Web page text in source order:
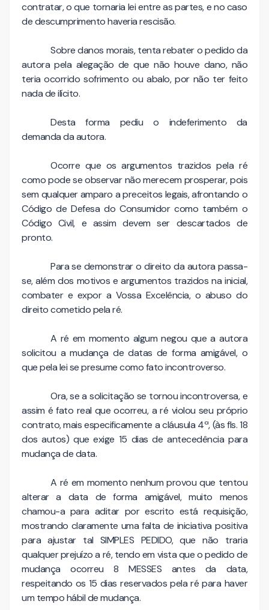
contratar, o que tornaria lei entre as partes, e no caso
de descumprimento haveria rescisão.
Sobre danos morais, tenta rebater o pedido da
autora pela alegação de que não houve dano, não
teria ocorrido sofrimento ou abalo, por não ter feito
nada de ilícito.
Desta forma pediu o indeferimento da
demanda da autora.
Ocorre que os argumentos trazidos pela ré
como pode se observar não merecem prosperar, pois
sem qualquer amparo a preceitos legais, afrontando o
Código de Defesa do Consumidor como também o
Código Civil, e assim devem ser descartados de
pronto.
Para se demonstrar o direito da autora passa-
se, além dos motivos e argumentos trazidos na inicial,
combater e expor a Vossa Excelência, o abuso do
direito cometido pela ré.
A ré em momento algum negou que a autora
solicitou a mudança de datas de forma amigável, o
que pela lei se presume como fato incontroverso.
Ora, se a solicitação se tornou incontroversa, e
assim é fato real que ocorreu, a ré violou seu próprio
contrato, mais especificamente a cláusula 4ª, (às fls. 18
dos autos) que exige 15 dias de antecedência para
mudança de data.
A ré em momento nenhum provou que tentou
alterar a data de forma amigável, muito menos
chamou-a para aditar por escrito está requisição,
mostrando claramente uma falta de iniciativa positiva
para ajustar tal SIMPLES PEDIDO, que não traria
qualquer prejuízo a ré, tendo em vista que o pedido de
mudança ocorreu 8 MESSES antes da data,
respeitando os 15 dias reservados pela ré para haver
um tempo hábil de mudança.